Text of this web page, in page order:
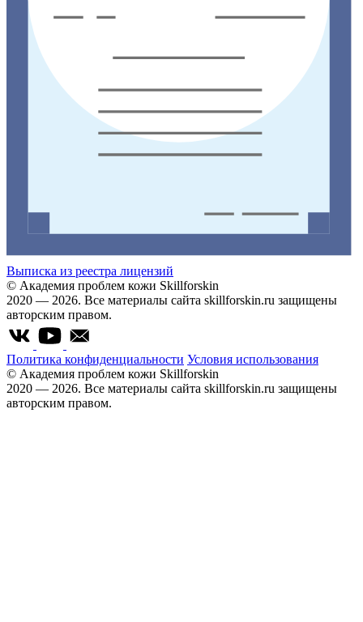
Выписка из реестра лицензий
© Академия проблем кожи Skillforskin
2020 — 2026. Все материалы сайта skillforskin.ru защищены
авторским правом.
Политика конфиденциальности Условия использования
© Академия проблем кожи Skillforskin
2020 — 2026. Все материалы сайта skillforskin.ru защищены
авторским правом.